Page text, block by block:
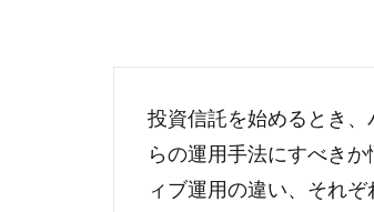
投資信託を始めるとき
らの運用手法にすべき
ィブ運用の違い、それ